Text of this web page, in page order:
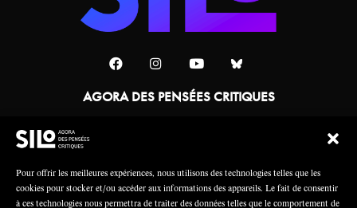
Pour offrir les meilleures expériences, nous utilisons des technologies telles que les
cookies pour stocker et/ou accéder aux informations des appareils. Le fait de consentir
à ces technologies nous permettra de traiter des données telles que le comportement de
AGORA DES PENSÉES CRITIQUES